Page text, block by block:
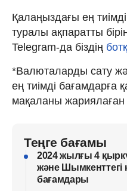
Қалаңыздағы ең
туралы ақпаратты
Telegram-да біздің
*Валюталарды сату
ең тиімді бағамдарға
мақаланы жариялаған
Теңге бағамы
2024 жылғы 4
және Шымкенттегі
бағамдары